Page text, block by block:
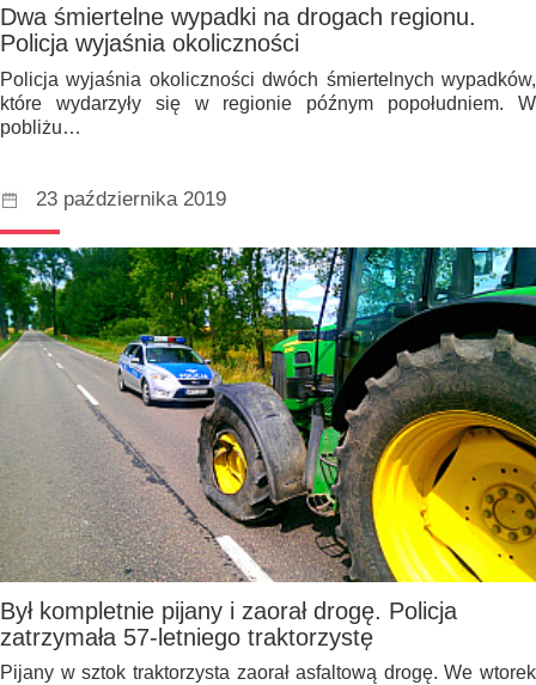
Dwa śmiertelne wypadki na drogach regionu.
Policja wyjaśnia okoliczności
Policja wyjaśnia okoliczności dwóch śmiertelnych wypadków,
które wydarzyły się w regionie późnym popołudniem. W
pobliżu…
23 października 2019
Był kompletnie pijany i zaorał drogę. Policja
zatrzymała 57-letniego traktorzystę
Pijany w sztok traktorzysta zaorał asfaltową drogę. We wtorek